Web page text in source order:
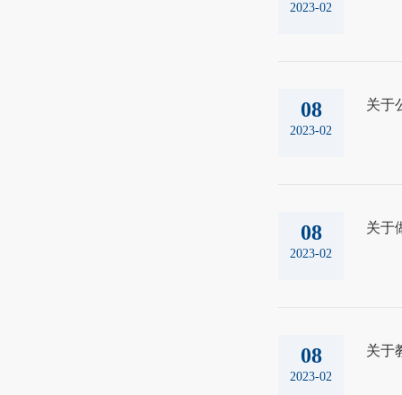
2023-02
08
2023-02
关于
08
2023-02
关于
08
2023-02
关于